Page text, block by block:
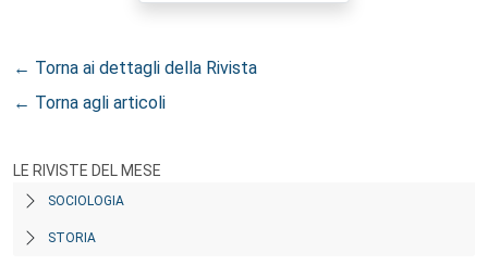
← Torna ai dettagli della Rivista
← Torna agli articoli
LE RIVISTE DEL MESE
SOCIOLOGIA
STORIA